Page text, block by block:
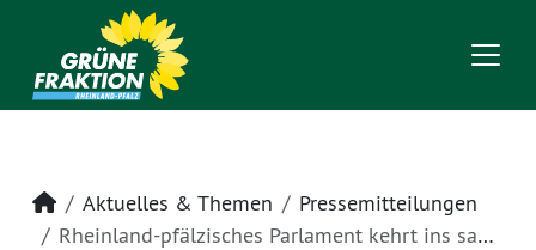
Startseite
Aktuelles & Themen
Pressemitteilungen
Rheinland-pfälzisches Parlament kehrt ins sanierte Deutschhaus zurück – Demokratie muss gepflegt werden